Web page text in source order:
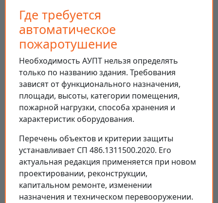
Где требуется
автоматическое
пожаротушение
Необходимость АУПТ нельзя определять
только по названию здания. Требования
зависят от функционального назначения,
площади, высоты, категории помещения,
пожарной нагрузки, способа хранения и
характеристик оборудования.
Перечень объектов и критерии защиты
устанавливает СП 486.1311500.2020. Его
актуальная редакция применяется при новом
проектировании, реконструкции,
капитальном ремонте, изменении
назначения и техническом перевооружении.